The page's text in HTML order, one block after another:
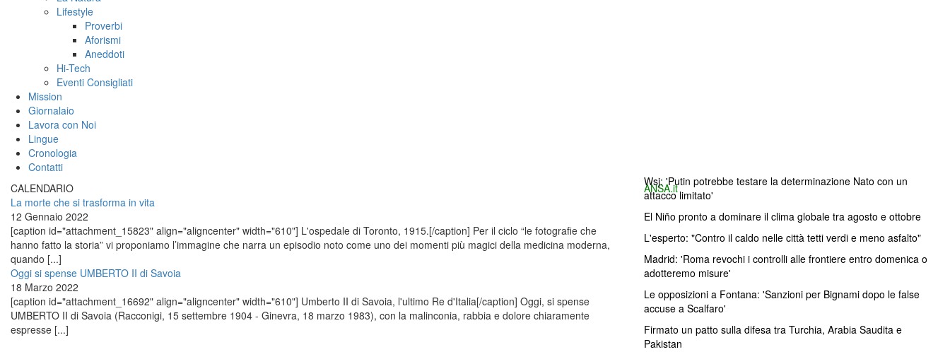
Lifestyle
Proverbi
Aforismi
Aneddoti
Hi-Tech
Eventi Consigliati
Mission
Giornalaio
Lavora con Noi
Lingue
Cronologia
Contatti
CALENDARIO
La morte che si trasforma in vita
12 Gennaio 2022
[caption id="attachment_15823" align="aligncenter" width="610"] L'ospedale di Toronto, 1915.[/caption] Per il ciclo “le fotografie che
hanno fatto la storia” vi proponiamo l’immagine che narra un episodio noto come uno dei momenti più magici della medicina moderna,
quando [...]
Oggi si spense UMBERTO II di Savoia
18 Marzo 2022
[caption id="attachment_16692" align="aligncenter" width="610"] Umberto II di Savoia, l'ultimo Re d'Italia[/caption] Oggi, si spense
UMBERTO II di Savoia (Racconigi, 15 settembre 1904 - Ginevra, 18 marzo 1983), con la malinconia, rabbia e dolore chiaramente
espresse [...]
ANSA.it
Wsj: 'Putin potrebbe testare la determinazione Nato con un
attacco limitato'
El Niño pronto a dominare il clima globale tra agosto e ottobre
L'esperto: "Contro il caldo nelle città tetti verdi e meno asfalto"
Madrid: 'Roma revochi i controlli alle frontiere entro domenica o
adotteremo misure'
Le opposizioni a Fontana: 'Sanzioni per Bignami dopo le false
accuse a Scalfaro'
Firmato un patto sulla difesa tra Turchia, Arabia Saudita e
Pakistan